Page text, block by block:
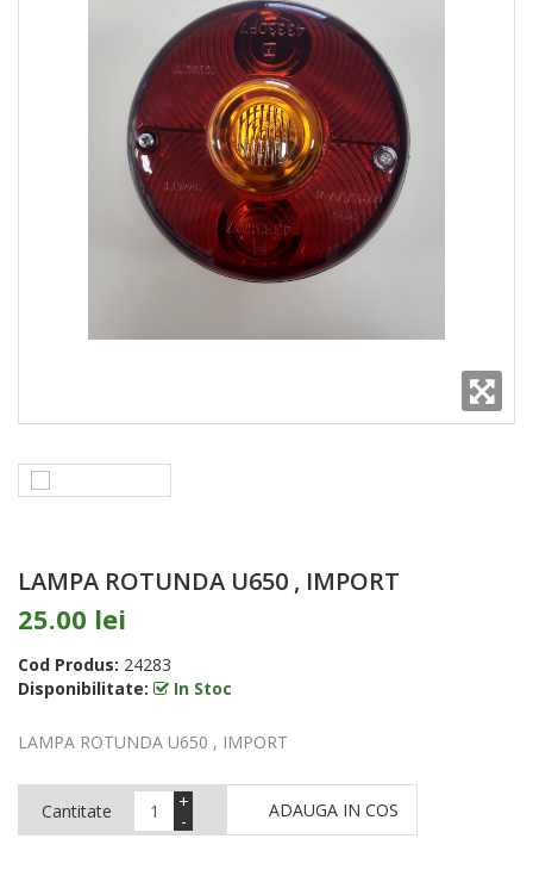
LAMPA ROTUNDA U650 , IMPORT
25.00 lei
Cod Produs: 24283
Disponibilitate:
In Stoc
LAMPA ROTUNDA U650 , IMPORT
Cantitate -
+ ADAUGA IN COS